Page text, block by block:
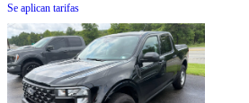
Se aplican tarifas